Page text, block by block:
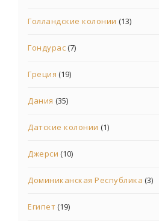
Голландские колонии (13)
Гондурас(7)
Греция (19)
Дания (35)
Датские колонии (1)
Джерси (10)
Доминиканская Республика (3)
Египет(19)